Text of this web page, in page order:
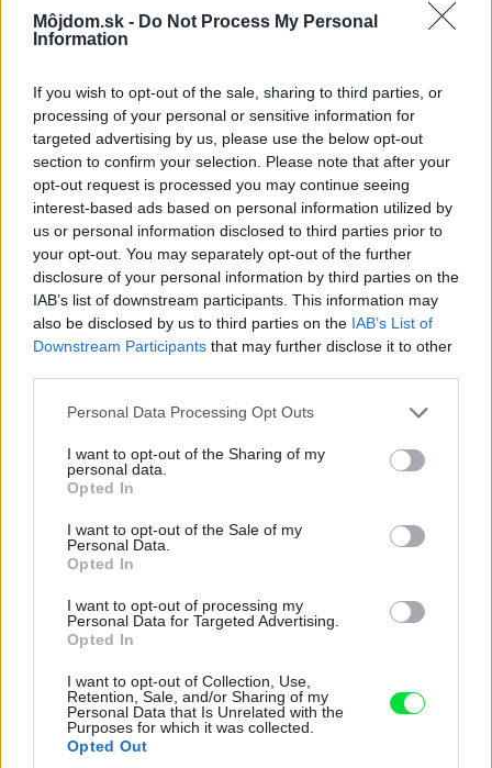
Môjdom.sk - Do Not Process My Personal
Information
If you wish to opt-out of the sale, sharing to third parties, or
processing of your personal or sensitive information for
targeted advertising by us, please use the below opt-out
section to confirm your selection. Please note that after your
opt-out request is processed you may continue seeing
interest-based ads based on personal information utilized by
us or personal information disclosed to third parties prior to
your opt-out. You may separately opt-out of the further
disclosure of your personal information by third parties on the
IAB’s list of downstream participants. This information may
also be disclosed by us to third parties on the IAB’s List of
Downstream Participants that may further disclose it to other
Please note that this website/app uses one or more Google
not limited to your visit or usage behaviour. You may click to
grant or deny consent to Google and its third-party tags to
use your data for below specified purposes in below Google
consent section.
Personal Data Processing Opt Outs
I want to opt-out of the Sharing of my
personal data.
Opted In
I want to opt-out of the Sale of my
Personal Data.
Opted In
I want to opt-out of processing my
Personal Data for Targeted Advertising.
Opted In
I want to opt-out of Collection, Use,
Retention, Sale, and/or Sharing of my
Personal Data that Is Unrelated with the
Purposes for which it was collected.
Opted Out
elektrické vykurovanie, ostatné
priestory sú vykurované teplým
vzduchom ohrievaným elektrickým
kotlom a rekuperačnou jednotkou cez
výduchy v podlahe.“
Konštrukčný princíp a spôsob
výstavby
Hlavná nosná a obvodová konštrukcia sa skladá z
panelov vyrobených z drevených rámov s hrúbkou 140
mm, ktoré sú opláštené z oboch strán doskami OSB s
hrúbkou 12 mm. Rám je vyplnený tepelnou izoláciou z
paropriepustná fólia a sadrokartón s minimálnou hrúbkou
12,5 mm. Z exteriéru je pridaná minerálna tepelná izolácia
s hrúbkou 80 mm, na ktorej je omietka. Toto zloženie
obvodovej steny dosahuje tepelný odpor 5,78 m
dreveného rámu s hrúbkou 140 mm vyplnené tepelnou
do dosiek OSB s hrúbkou 12 mm, na ktorých je
sadrokartón. V miestach so zvýšenou vlhkosťou,
napríklad v kúpeľni, je medzi dosky OSB a sadrokartón